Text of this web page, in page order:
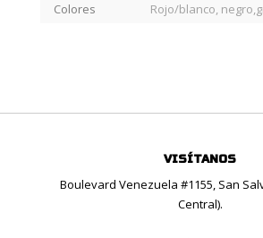
Colores
Rojo/blanco,
VISÍTANOS
Boulevard Venezuela #1155, San
Central).